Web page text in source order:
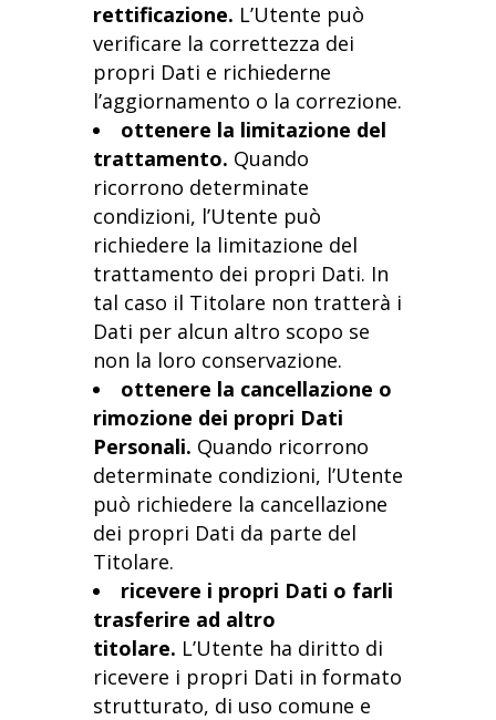
rettificazione. L’Utente può
verificare la correttezza dei
propri Dati e richiederne
l’aggiornamento o la correzione.
ottenere la limitazione del
trattamento. Quando
ricorrono determinate
condizioni, l’Utente può
richiedere la limitazione del
trattamento dei propri Dati. In
tal caso il Titolare non tratterà i
Dati per alcun altro scopo se
non la loro conservazione.
ottenere la cancellazione o
rimozione dei propri Dati
Personali. Quando ricorrono
determinate condizioni, l’Utente
può richiedere la cancellazione
dei propri Dati da parte del
Titolare.
ricevere i propri Dati o farli
trasferire ad altro
titolare. L’Utente ha diritto di
ricevere i propri Dati in formato
strutturato, di uso comune e